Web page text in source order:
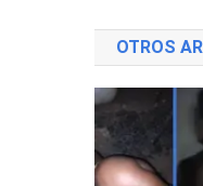
de
OTROS